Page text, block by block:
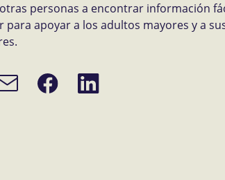
personas a encontrar información
para apoyar a los adultos mayores y a
Compartir
en
Compartir
en